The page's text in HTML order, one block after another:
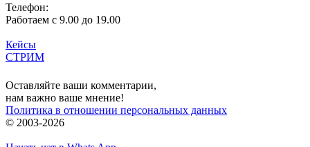
Телефон:
Работаем с 9.00 до 19.00
Кейсы
СТРИМ
Оставляйте ваши комментарии,
нам важно ваше мнение!
Политика в отношении персональных данных
© 2003-2026